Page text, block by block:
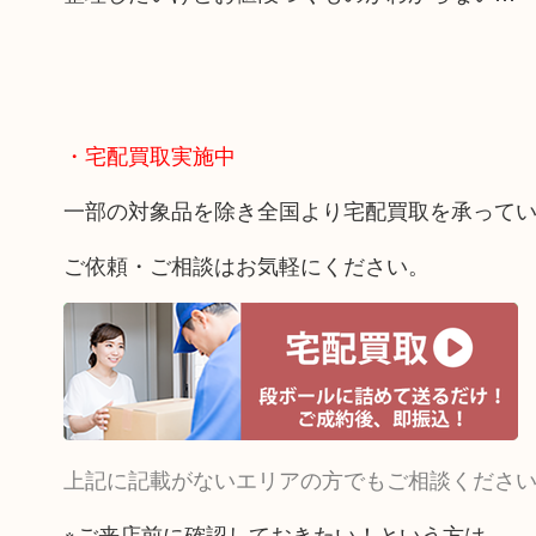
・宅配買取実施中
一部の対象品を除き全国より宅配買取を承ってい
ご依頼・ご相談はお気軽にください。
上記に記載がないエリアの方でもご相談ください